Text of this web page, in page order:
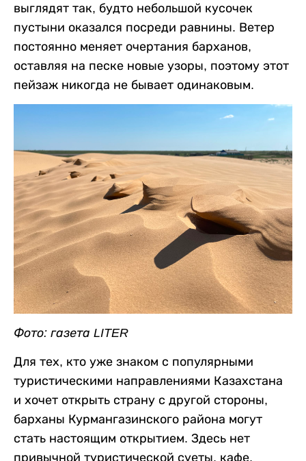
выглядят так, будто небольшой кусочек
пустыни оказался посреди равнины. Ветер
постоянно меняет очертания барханов,
оставляя на песке новые узоры, поэтому этот
пейзаж никогда не бывает одинаковым.
Фото: газета LITER
Для тех, кто уже знаком с популярными
туристическими направлениями Казахстана
и хочет открыть страну с другой стороны,
барханы Курмангазинского района могут
стать настоящим открытием. Здесь нет
привычной туристической суеты, кафе,